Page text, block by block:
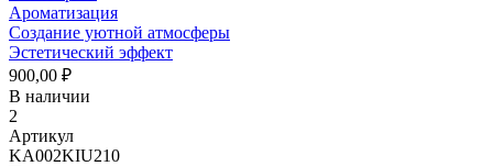
Ароматизация
Создание уютной атмосферы
Эстетический эффект
900,00 ₽
В наличии
2
Артикул
KA002KIU210